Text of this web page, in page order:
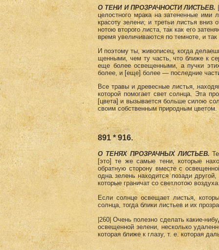
О ТЕНИ И ПРОЗРАЧНОСТИ ЛИСТЬЕВ.
целостного мрака на затененные
красоту зелени; и третьи листья
нотою второго листа, так как его
время увеличиваются по темноте, и
И поэтому ты, живописец, когда
щенными, чем ту часть, что ближе к
еще более освещенными, а пучки
более, и [еще] более — последние
Все травы и древесные листья,
которой помо­гает свет солнца. Эта
[цвета] и вызывается больше силою
своим собственным природ­ным цветом.
891 * 916.
О ТЕНЯХ ПРОЗРАЧНЫХ ЛИСТЬЕВ.
[это] те же самые тени, которые
обратную сторону вместе с
одна зелень находится позади
которые граничат со светлотою
Если солнце освещает листья,
солнца, тогда блики листьев и их
|260| Очень полезно сделать какие-
освещенной зелени, несколько
которая ближе к глазу, т. е. которая